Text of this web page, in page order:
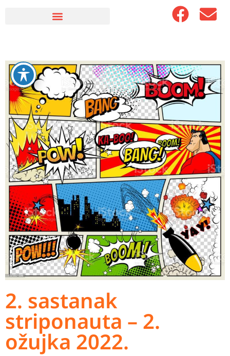
2. sastanak
striponauta – 2.
ožujka 2022.